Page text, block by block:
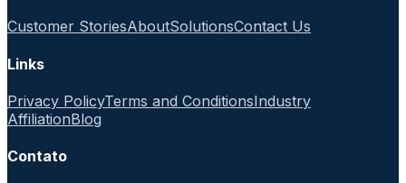
Customer StoriesAboutSolutionsContact Us
Links
Privacy PolicyTerms and ConditionsIndustry
AffiliationBlog
Contato